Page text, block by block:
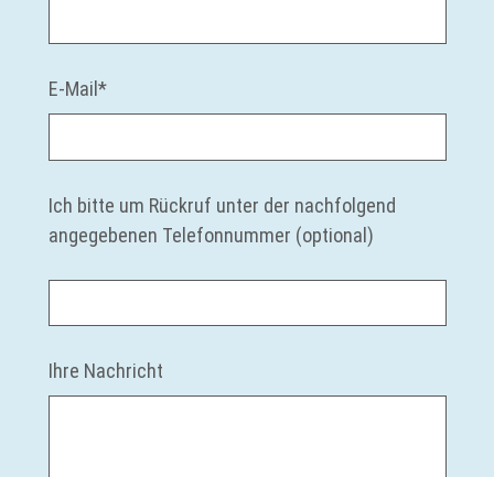
E-Mail *
Ich bitte um Rückruf unter der nachfolgend
angegebenen Telefonnummer (optional)
Ihre Nachricht